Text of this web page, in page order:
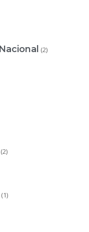
(2)
(2)
(1)